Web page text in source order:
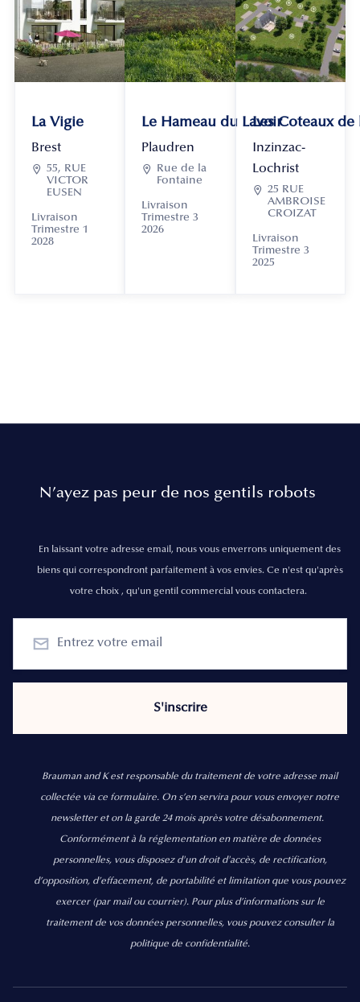
La Vigie
Brest
 55, RUE
VICTOR
EUSEN
Livraison
Trimestre 1
2028
Le Hameau du Lavoir
Plaudren

Rue de la
Fontaine
Livraison
Trimestre 3
2026
Les Coteaux
Inzinzac-
Lochrist
 25 RUE
AMBROISE
CROIZAT
Livraison
Trimestre 3
2025
N’ayez pas peur de nos gentils robots
En laissant votre adresse email, nous vous enverrons uniquement des
biens qui correspondront parfaitement à vos envies. Ce n'est qu'après
votre choix , qu'un gentil commercial vous contactera.
Brauman and K est responsable du traitement de votre adresse mail
collectée via ce formulaire. On s’en servira pour vous envoyer notre
newsletter et on la garde 24 mois après votre désabonnement.
Conformément à la réglementation en matière de données
personnelles, vous disposez d'un droit d'accès, de rectification,
d’opposition, d’effacement, de portabilité et limitation que vous pouvez
exercer (par mail ou courrier). Pour plus d’informations sur le
traitement de vos données personnelles, vous pouvez consulter la
politique de confidentialité.